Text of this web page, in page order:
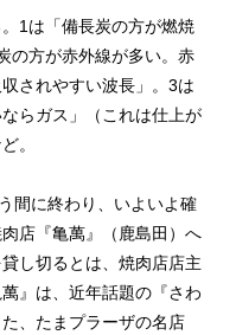
1は「備長炭の方が燃焼
の方が赤外線が多い。赤
されやすい波長」。3は
らガス」（これは仕上が
。
間に終わり、いよいよ確
店『亀萬』（鹿島田）へ
し切るとは、焼肉店店主
』は、近年話題の『さわ
、たまプラーザの名店